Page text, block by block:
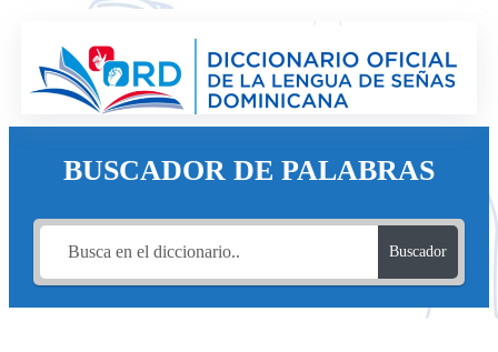
BUSCADOR DE PALABRAS
Buscador